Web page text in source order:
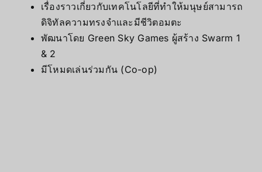
เรื่องราวเกี่ยวกับเทคโนโลยีที่ทำให้มนุษย์สามารถ
ดิจิทัลความทรงจำและมีชีวิตอมตะ
พัฒนาโดย Green Sky Games ผู้สร้าง Swarm 1
& 2
มีโหมดเล่นร่วมกัน (Co-op)